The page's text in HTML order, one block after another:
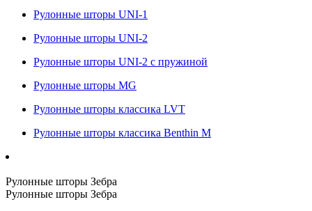
Рулонные шторы UNI-1
Рулонные шторы UNI-2
Рулонные шторы UNI-2 с пружиной
Рулонные шторы MG
Рулонные шторы классика LVT
Рулонные шторы классика Benthin M
Рулонные шторы Зебра
Рулонные шторы Зебра